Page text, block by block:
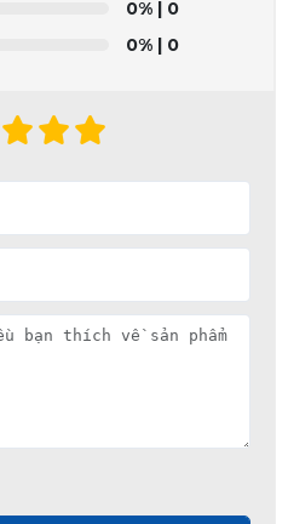
0% | 0
0% | 0